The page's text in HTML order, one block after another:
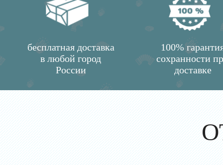
бесплатная доставка
в любой город
России
100%
сохранности
доставке